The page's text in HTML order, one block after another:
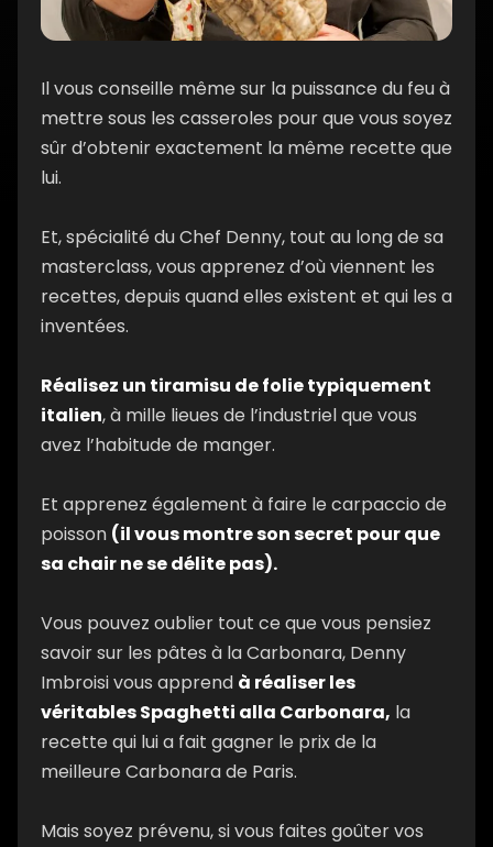
Il vous conseille même sur la puissance du feu à
mettre sous les casseroles pour que vous soyez
sûr d’obtenir exactement la même recette que
lui.
Et, spécialité du Chef Denny, tout au long de sa
masterclass, vous apprenez d’où viennent les
recettes, depuis quand elles existent et qui les a
inventées.
Réalisez un tiramisu de folie typiquement
italien, à mille lieues de l’industriel que vous
avez l’habitude de manger.
Et apprenez également à faire le carpaccio de
poisson (il vous montre son secret pour que
sa chair ne se délite pas).
Vous pouvez oublier tout ce que vous pensiez
savoir sur les pâtes à la Carbonara, Denny
Imbroisi vous apprend à réaliser les
véritables Spaghetti alla Carbonara, la
recette qui lui a fait gagner le prix de la
meilleure Carbonara de Paris.
Mais soyez prévenu, si vous faites goûter vos